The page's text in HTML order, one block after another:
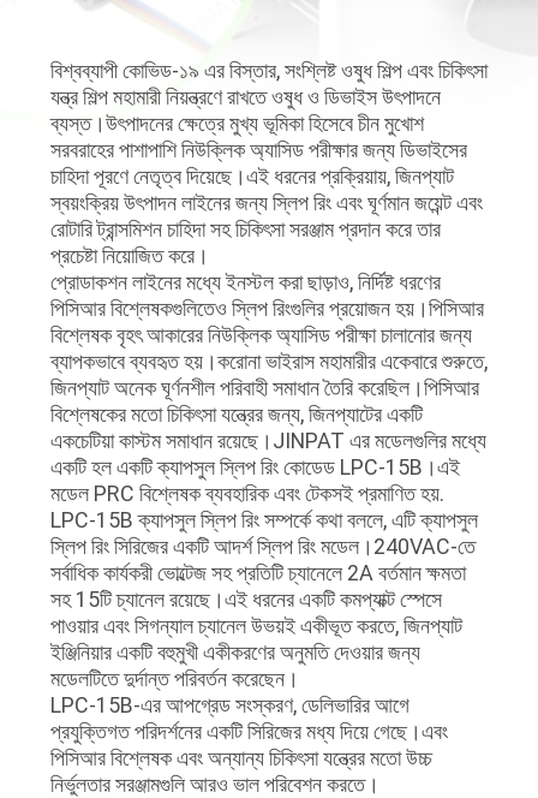
নিয়ন্ত্রণ
আমাদের
সাথে
যোগাযোগ
করুন
উদ্ধৃতির
জন্য
আবেদন
সাইট
ম্যাপ
PRIVACY
POLICY
বিশ্বব্যাপী কোভিড-১৯ এর বিস্তার, সংশ্লিষ্ট ওষুধ শিল্প এবং চিকিৎসা
যন্ত্র শিল্প মহামারী নিয়ন্ত্রণে রাখতে ওষুধ ও ডিভাইস উৎপাদনে
ব্যস্ত।উৎপাদনের ক্ষেত্রে মুখ্য ভূমিকা হিসেবে চীন মুখোশ
সরবরাহের পাশাপাশি নিউক্লিক অ্যাসিড পরীক্ষার জন্য ডিভাইসের
চাহিদা পূরণে নেতৃত্ব দিয়েছে।এই ধরনের প্রক্রিয়ায়, জিনপ্যাট
স্বয়ংক্রিয় উৎপাদন লাইনের জন্য স্লিপ রিং এবং ঘূর্ণমান জয়েন্ট এবং
রোটারি ট্রান্সমিশন চাহিদা সহ চিকিৎসা সরঞ্জাম প্রদান করে তার
প্রচেষ্টা নিয়োজিত করে।
প্রোডাকশন লাইনের মধ্যে ইনস্টল করা ছাড়াও, নির্দিষ্ট ধরণের
পিসিআর বিশ্লেষকগুলিতেও স্লিপ রিংগুলির প্রয়োজন হয়।পিসিআর
বিশ্লেষক বৃহৎ আকারের নিউক্লিক অ্যাসিড পরীক্ষা চালানোর জন্য
ব্যাপকভাবে ব্যবহৃত হয়।করোনা ভাইরাস মহামারীর একেবারে শুরুতে,
জিনপ্যাট অনেক ঘূর্ণনশীল পরিবাহী সমাধান তৈরি করেছিল।পিসিআর
বিশ্লেষকের মতো চিকিৎসা যন্ত্রের জন্য, জিনপ্যাটের একটি
একচেটিয়া কাস্টম সমাধান রয়েছে।JINPAT এর মডেলগুলির মধ্যে
একটি হল একটি ক্যাপসুল স্লিপ রিং কোডেড LPC-15B।এই
মডেল PRC বিশ্লেষক ব্যবহারিক এবং টেকসই প্রমাণিত হয়.
LPC-15B ক্যাপসুল স্লিপ রিং সম্পর্কে কথা বললে, এটি ক্যাপসুল
স্লিপ রিং সিরিজের একটি আদর্শ স্লিপ রিং মডেল।240VAC-তে
সর্বাধিক কার্যকরী ভোল্টেজ সহ প্রতিটি চ্যানেলে 2A বর্তমান ক্ষমতা
সহ 15টি চ্যানেল রয়েছে।এই ধরনের একটি কমপ্যাক্ট স্পেসে
পাওয়ার এবং সিগন্যাল চ্যানেল উভয়ই একীভূত করতে, জিনপ্যাট
ইঞ্জিনিয়ার একটি বহুমুখী একীকরণের অনুমতি দেওয়ার জন্য
মডেলটিতে দুর্দান্ত পরিবর্তন করেছেন।
LPC-15B-এর আপগ্রেড সংস্করণ, ডেলিভারির আগে
প্রযুক্তিগত পরিদর্শনের একটি সিরিজের মধ্য দিয়ে গেছে।এবং
পিসিআর বিশ্লেষক এবং অন্যান্য চিকিৎসা যন্ত্রের মতো উচ্চ
নির্ভুলতার সরঞ্জামগুলি আরও ভাল পরিবেশন করতে।